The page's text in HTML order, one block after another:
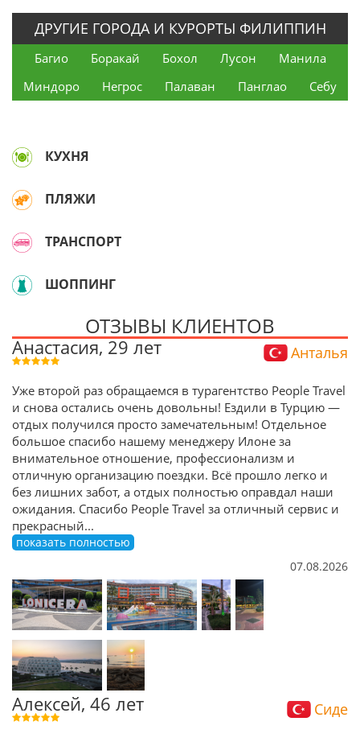
ДРУГИЕ ГОРОДА И КУРОРТЫ ФИЛИППИН
Багио Боракай Бохол Лусон
Манила
Миндоро
Негрос Палаван Панглао Себу
КУХНЯ
ПЛЯЖИ
ТРАНСПОРТ
ШОППИНГ
ОТЗЫВЫ КЛИЕНТОВ
Анастасия, 29 лет Анталья
Уже второй раз обращаемся в турагентство People Travel
и снова остались очень довольны! Ездили в Турцию —
отдых получился просто замечательным! Отдельное
большое спасибо нашему менеджеру Илоне за
внимательное отношение, профессионализм и
отличную организацию поездки. Всё прошло легко и
без лишних забот, а отдых полностью оправдал наши
ожидания. Спасибо People Travel за отличный сервис и
прекрасный...
показать полностью
07.08.2026
Алексей, 46 лет Сиде